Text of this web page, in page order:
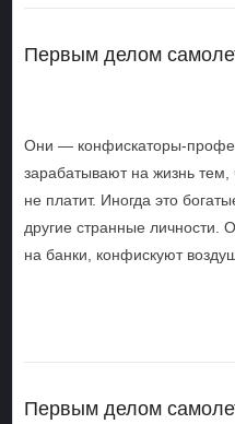
Первым делом
Они — конфискаторы-
зарабатывают на жизнь тем,
не платит. Иногда это
другие странные
на банки, конфискуют
Первым делом